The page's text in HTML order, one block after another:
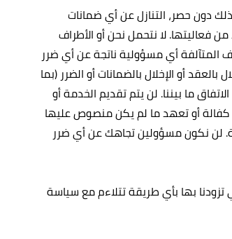
دون حصر، التنازل عن أي ضمانات
فعاليتها. لا نتحمل نحن أو الأطراف
المتآلفة أي مسؤولية ناتجة عن أي ضرر
أو الإخلال بالضمانات أو الضرر (بما
ما بيننا. لن يتم تقديم الخدمة أو
أو تعهد ما لم يكن منصوص عليها
لن نكون مسؤولين تجاهك عن أي ضرر
بها بأي طريقة تتلاءم مع سياسة